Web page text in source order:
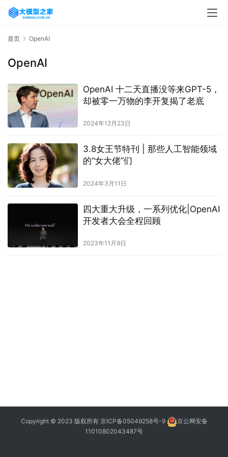
首页 OpenAI
OpenAI
OpenAI 十二天直播没等来GPT-5，
却被零一万物的李开复揭了老底
2024年12月23日
3.8女王节特刊 | 那些人工智能领域
的“女大佬”们
2024年3月11日
四大重大升级，一系列优化|OpenAI
开发者大会全程回顾
2023年11月9日
Copyright © 2023 版权所有 京ICP备05049258号-9
京公网安备
11010802043487号